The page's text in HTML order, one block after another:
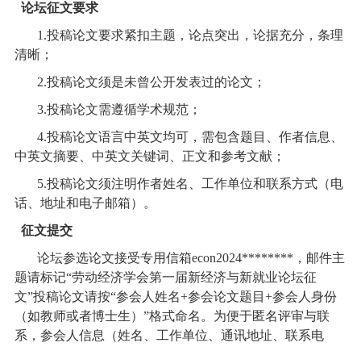
论坛征文要求
1.投稿论文要求紧扣主题，论点突出，论据充分，条理
清晰；
2.投稿论文须是未曾公开发表过的论文；
3.投稿论文需遵循学术规范；
4.投稿论文语言中英文均可，需包含题目、作者信息、
中英文摘要、中英文关键词、正文和参考文献；
5.投稿论文须注明作者姓名、工作单位和联系方式（电
话、地址和电子邮箱）。
征文提交
论坛参选论文接受专用信箱econ2024******** ，邮件主
题请标记“劳动经济学会第一届新经济与新就业论坛征
文”投稿论文请按“参会人姓名+参会论文题目 +参会人身份
（如教师或者博士生）”格式命名。为便于匿名评审与联
系，参会人信息（姓名、工作单位、通讯地址、联系电